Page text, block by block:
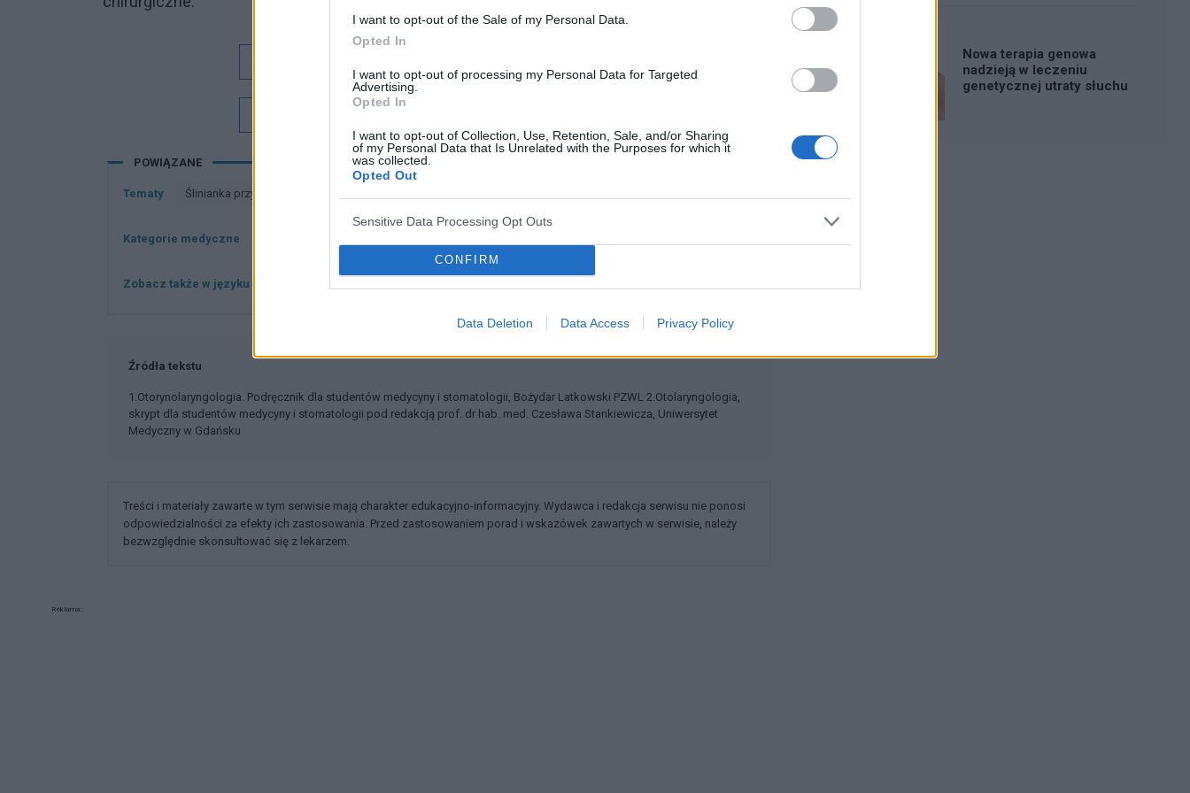
I want to opt-out of the Sale of my Personal Data.
Opted In
I want to opt-out of processing my Personal Data for Targeted
Advertising.
Opted In
I want to opt-out of Collection, Use, Retention, Sale, and/or Sharing
of my Personal Data that Is Unrelated with the Purposes for which it
was collected.
Opted Out
Sensitive Data Processing Opt Outs
CONFIRM
Data Deletion Data Access Privacy Policy
POWIĄZANE
Tematy ślinianka przyuszna
Kategorie medyczne
Zobacz także w języku
Źródła tekstu
1.Otorynolaryngologia. Podręcznik dla studentów medycyny i stomatologii, Bożydar Latkowski PZWL 2.Otolaryngologia,
skrypt dla studentów medycyny i stomatologii pod redakcją prof. dr hab. med. Czesława Stankiewicza, Uniwersytet
Medyczny w Gdańsku
Treści i materiały zawarte w tym serwisie mają charakter edukacyjno-informacyjny. Wydawca i redakcja serwisu nie ponosi
odpowiedzialności za efekty ich zastosowania. Przed zastosowaniem porad i wskazówek zawartych w serwisie, należy
bezwzględnie skonsultować się z lekarzem.
Nowa terapia genowa
nadzieją w leczeniu
genetycznej utraty słuchu
Reklama:
Reklama: